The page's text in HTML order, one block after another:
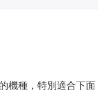
機種，特別適合下面